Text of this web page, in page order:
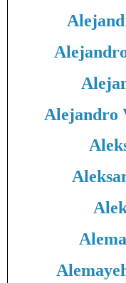
Alejandro